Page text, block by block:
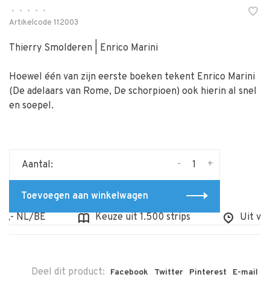
• • • •
•
Artikelcode 112003
Thierry Smolderen | Enrico Marini
Hoewel één van zijn eerste boeken tekent Enrico Marini
(De adelaars van Rome, De schorpioen) ook hierin al snel
en soepel.
Aantal: +
-
Toevoegen aan winkelwagen
NL/BE
Keuze uit 1.500 strips Uit
Deel dit product: Facebook Twitter Pinterest E-mail